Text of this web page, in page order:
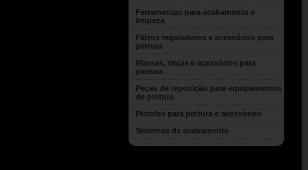
Ferramentas para acabamento e
limpeza
Filtros reguladores e acessórios para
pintura
Massas, tintas e acessórios para
pintura
Peças de reposição para equipamentos
de pintura
Pistolas para pintura e acessórios
Sistemas de acabamento